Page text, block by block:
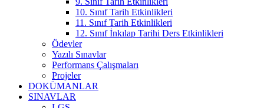
10. Sınıf Tarih Etkinlikleri
11. Sınıf Tarih Etkinlikleri
12. Sınıf İnkılap Tarihi Ders Etkinlikleri
Ödevler
Yazılı Sınavlar
Performans Çalışmaları
Projeler
DOKÜMANLAR
SINAVLAR